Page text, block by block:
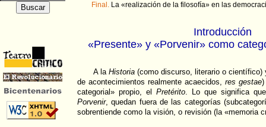
Final. La «realización de la filosofía» en las
Introducción
«Presente» y «Porvenir» como
A la Historia(como discurso, literario o
de acontecimientos realmente acaecidos, res gestae)
categorial» propio, el Pretérito. Lo que significa
Porvenir, quedan fuera de las categorías
sobrentiende como la visión, o revisión (la «memoria